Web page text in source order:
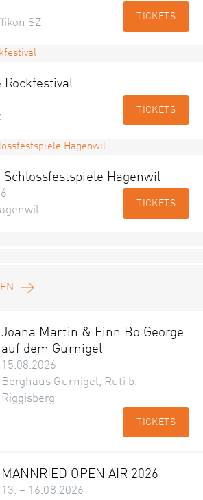
SZ
TICKETS
TICKETS
Schlossfestspiele Hagenwil
TICKETS
Joana Martin & Finn Bo George
auf dem Gurnigel
15.08.2026
Berghaus Gurnigel, Rüti b.
Riggisberg
TICKETS
MANNRIED OPEN AIR 2026
13. – 16.08.2026